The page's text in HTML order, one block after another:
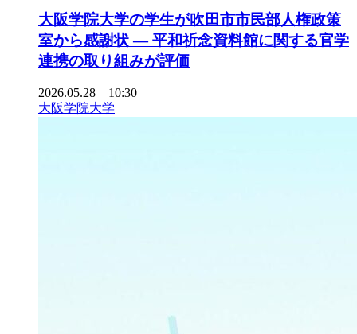
大阪学院大学の学生が吹田市市民部人権政策
室から感謝状 ― 平和祈念資料館に関する官学
連携の取り組みが評価
2026.05.28 10:30
大阪学院大学